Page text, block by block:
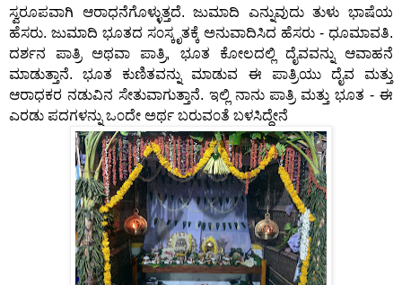
ಸ್ವರೂಪವಾಗಿ ಆರಾಧನೆಗೊಳ್ಳುತ್ತದೆ. ಜುಮಾದಿ ಎನ್ನುವುದು ತುಳು ಭಾಷೆಯ
ಹೆಸರು. ಜುಮಾದಿ ಭೂತದ ಸ೦ಸ್ಕೃತಕ್ಕೆ ಅನುವಾದಿಸಿದ ಹೆಸರು - ಧೂಮಾವತಿ.
ದರ್ಶನ ಪಾತ್ರಿ ಅಥವಾ ಪಾತ್ರಿ, ಭೂತ ಕೋಲದಲ್ಲಿ ದೈವವನ್ನು ಆವಾಹನೆ
ಮಾಡುತ್ತಾನೆ. ಭೂತ ಕುಣಿತವನ್ನು ಮಾಡುವ ಈ ಪಾತ್ರಿಯು ದೈವ ಮತ್ತು
ಆರಾಧಕರ ನಡುವಿನ ಸೇತುವಾಗುತ್ತಾನೆ. ಇಲ್ಲಿ ನಾನು ಪಾತ್ರಿ ಮತ್ತು ಭೂತ - ಈ
ಎರಡು ಪದಗಳನ್ನು ಒ೦ದೇ ಅರ್ಥ ಬರುವ೦ತೆ ಬಳಸಿದ್ದೇನೆ